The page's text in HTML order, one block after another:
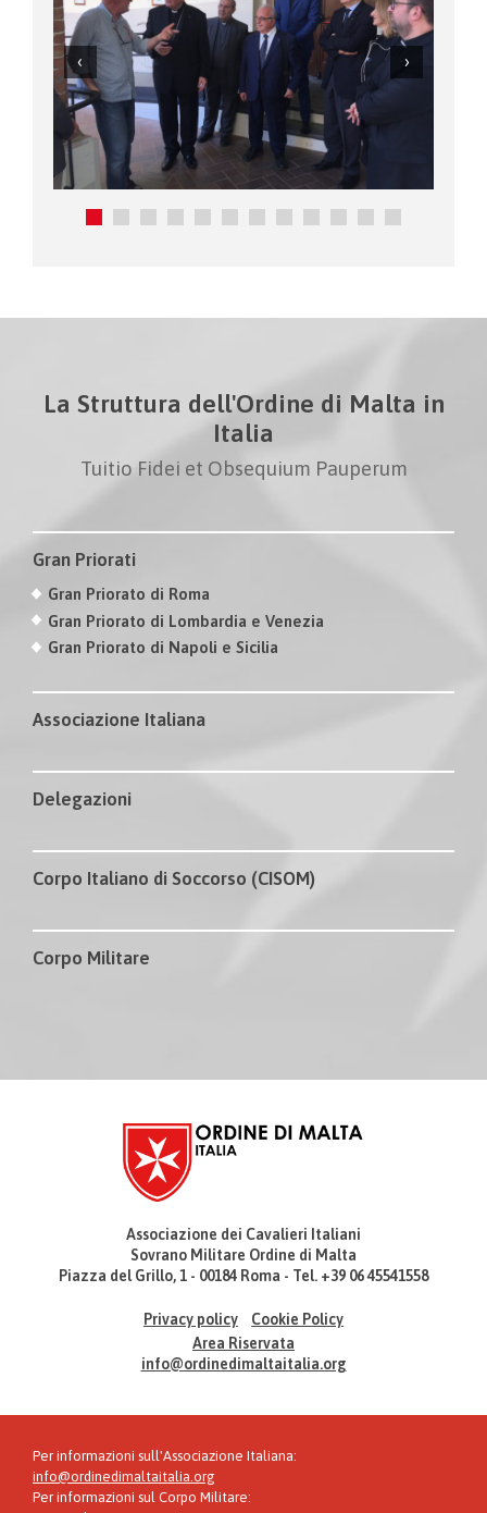
La Struttura dell'Ordine di Malta in
Italia
Tuitio Fidei et Obsequium Pauperum
Gran Priorati
Gran Priorato di Roma
Gran Priorato di Lombardia e Venezia
Gran Priorato di Napoli e Sicilia
Associazione Italiana
Delegazioni
Corpo Italiano di Soccorso (CISOM)
Corpo Militare
Associazione dei Cavalieri Italiani
Sovrano Militare Ordine di Malta
Piazza del Grillo, 1 - 00184 Roma - Tel. +39 06 45541558
Privacy policy
Cookie Policy
Area Riservata
info@ordinedimaltaitalia.org
Per informazioni sull'Associazione Italiana:
info@ordinedimaltaitalia.org
Per informazioni sul Corpo Militare: